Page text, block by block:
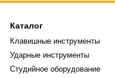
Каталог
Клавишные инструменты
Ударные инструменты
Студийное оборудование